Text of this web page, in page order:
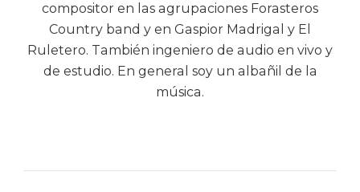
compositor en las agrupaciones Forasteros
Country band y en Gaspior Madrigal y El
Ruletero. También ingeniero de audio en vivo y
de estudio. En general soy un albañil de la
música.